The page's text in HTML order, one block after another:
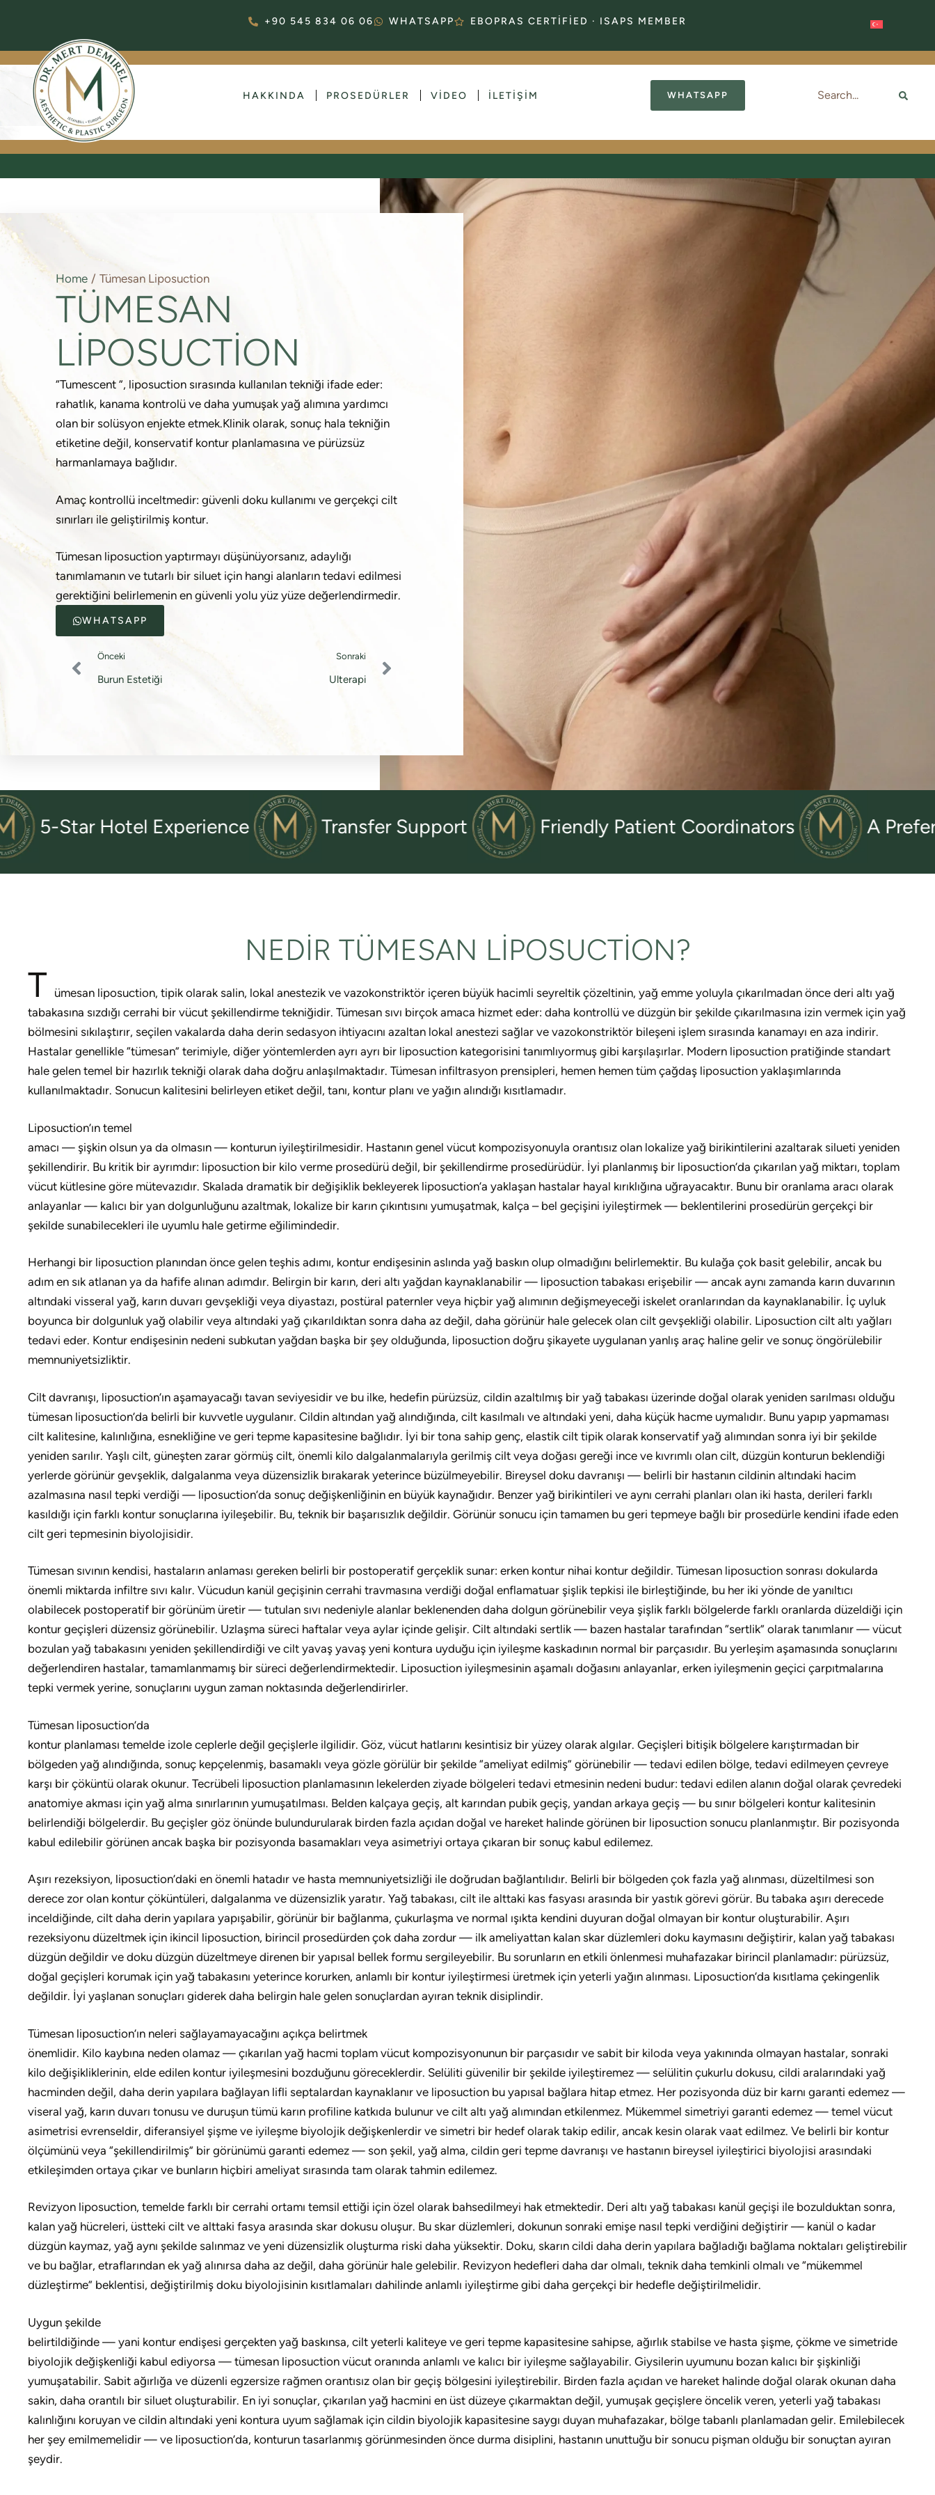
+90 545 834 06 06 WHATSAPP EBOPRAS CERTIFIED · ISAPS MEMBER
HAKKINDA PROSEDÜRLER VIDEO İLETIŞIM WHATSAPP
Home / Tümesan Liposuction
TÜMESAN
LIPOSUCTION
“Tumescent ”, liposuction sırasında kullanılan tekniği ifade eder:
rahatlık, kanama kontrolü ve daha yumuşak yağ alımına yardımcı
olan bir solüsyon enjekte etmek.Klinik olarak, sonuç hala tekniğin
etiketine değil, konservatif kontur planlamasına ve pürüzsüz
harmanlamaya bağlıdır.
Amaç kontrollü inceltmedir: güvenli doku kullanımı ve gerçekçi cilt
sınırları ile geliştirilmiş kontur.
Tümesan liposuction yaptırmayı düşünüyorsanız, adaylığı
tanımlamanın ve tutarlı bir siluet için hangi alanların tedavi edilmesi
gerektiğini belirlemenin en güvenli yolu yüz yüze değerlendirmedir.
WHATSAPP
Önceki
Burun Estetiği
Sonraki
Ulterapi
Hotel Experience Transfer Support Friendly Patient Coordinators A Preferred
NEDIR TÜMESAN LIPOSUCTION?
T ümesan liposuction, tipik olarak salin, lokal anestezik ve vazokonstriktör içeren büyük hacimli seyreltik çözeltinin, yağ emme yoluyla çıkarılmadan önce deri altı yağ
tabakasına sızdığı cerrahi bir vücut şekillendirme tekniğidir. Tümesan sıvı birçok amaca hizmet eder: daha kontrollü ve düzgün bir şekilde çıkarılmasına izin vermek için yağ
bölmesini sıkılaştırır, seçilen vakalarda daha derin sedasyon ihtiyacını azaltan lokal anestezi sağlar ve vazokonstriktör bileşeni işlem sırasında kanamayı en aza indirir.
Hastalar genellikle “tümesan” terimiyle, diğer yöntemlerden ayrı ayrı bir liposuction kategorisini tanımlıyormuş gibi karşılaşırlar. Modern liposuction pratiğinde standart
hale gelen temel bir hazırlık tekniği olarak daha doğru anlaşılmaktadır. Tümesan infiltrasyon prensipleri, hemen hemen tüm çağdaş liposuction yaklaşımlarında
kullanılmaktadır. Sonucun kalitesini belirleyen etiket değil, tanı, kontur planı ve yağın alındığı kısıtlamadır.
Liposuction’ın temel
amacı — şişkin olsun ya da olmasın — konturun iyileştirilmesidir. Hastanın genel vücut kompozisyonuyla orantısız olan lokalize yağ birikintilerini azaltarak silueti yeniden
şekillendirir. Bu kritik bir ayrımdır: liposuction bir kilo verme prosedürü değil, bir şekillendirme prosedürüdür. İyi planlanmış bir liposuction’da çıkarılan yağ miktarı, toplam
vücut kütlesine göre mütevazıdır. Skalada dramatik bir değişiklik bekleyerek liposuction’a yaklaşan hastalar hayal kırıklığına uğrayacaktır. Bunu bir oranlama aracı olarak
anlayanlar — kalıcı bir yan dolgunluğunu azaltmak, lokalize bir karın çıkıntısını yumuşatmak, kalça – bel geçişini iyileştirmek — beklentilerini prosedürün gerçekçi bir
şekilde sunabilecekleri ile uyumlu hale getirme eğilimindedir.
Herhangi bir liposuction planından önce gelen teşhis adımı, kontur endişesinin aslında yağ baskın olup olmadığını belirlemektir. Bu kulağa çok basit gelebilir, ancak bu
adım en sık atlanan ya da hafife alınan adımdır. Belirgin bir karın, deri altı yağdan kaynaklanabilir — liposuction tabakası erişebilir — ancak aynı zamanda karın duvarının
altındaki visseral yağ, karın duvarı gevşekliği veya diyastazı, postüral paternler veya hiçbir yağ alımının değişmeyeceği iskelet oranlarından da kaynaklanabilir. İç uyluk
boyunca bir dolgunluk yağ olabilir veya altındaki yağ çıkarıldıktan sonra daha az değil, daha görünür hale gelecek olan cilt gevşekliği olabilir. Liposuction cilt altı yağları
tedavi eder. Kontur endişesinin nedeni subkutan yağdan başka bir şey olduğunda, liposuction doğru şikayete uygulanan yanlış araç haline gelir ve sonuç öngörülebilir
memnuniyetsizliktir.
Cilt davranışı, liposuction’ın aşamayacağı tavan seviyesidir ve bu ilke, hedefin pürüzsüz, cildin azaltılmış bir yağ tabakası üzerinde doğal olarak yeniden sarılması olduğu
tümesan liposuction’da belirli bir kuvvetle uygulanır. Cildin altından yağ alındığında, cilt kasılmalı ve altındaki yeni, daha küçük hacme uymalıdır. Bunu yapıp yapmaması
cilt kalitesine, kalınlığına, esnekliğine ve geri tepme kapasitesine bağlıdır. İyi bir tona sahip genç, elastik cilt tipik olarak konservatif yağ alımından sonra iyi bir şekilde
yeniden sarılır. Yaşlı cilt, güneşten zarar görmüş cilt, önemli kilo dalgalanmalarıyla gerilmiş cilt veya doğası gereği ince ve kıvrımlı olan cilt, düzgün konturun beklendiği
yerlerde görünür gevşeklik, dalgalanma veya düzensizlik bırakarak yeterince büzülmeyebilir. Bireysel doku davranışı — belirli bir hastanın cildinin altındaki hacim
azalmasına nasıl tepki verdiği — liposuction’da sonuç değişkenliğinin en büyük kaynağıdır. Benzer yağ birikintileri ve aynı cerrahi planları olan iki hasta, derileri farklı
kasıldığı için farklı kontur sonuçlarına iyileşebilir. Bu, teknik bir başarısızlık değildir. Görünür sonucu için tamamen bu geri tepmeye bağlı bir prosedürle kendini ifade eden
cilt geri tepmesinin biyolojisidir.
Tümesan sıvının kendisi, hastaların anlaması gereken belirli bir postoperatif gerçeklik sunar: erken kontur nihai kontur değildir. Tümesan liposuction sonrası dokularda
önemli miktarda infiltre sıvı kalır. Vücudun kanül geçişinin cerrahi travmasına verdiği doğal enflamatuar şişlik tepkisi ile birleştiğinde, bu her iki yönde de yanıltıcı
olabilecek postoperatif bir görünüm üretir — tutulan sıvı nedeniyle alanlar beklenenden daha dolgun görünebilir veya şişlik farklı bölgelerde farklı oranlarda düzeldiği için
kontur geçişleri düzensiz görünebilir. Uzlaşma süreci haftalar veya aylar içinde gelişir. Cilt altındaki sertlik — bazen hastalar tarafından “sertlik” olarak tanımlanır — vücut
bozulan yağ tabakasını yeniden şekillendirdiği ve cilt yavaş yavaş yeni kontura uyduğu için iyileşme kaskadının normal bir parçasıdır. Bu yerleşim aşamasında sonuçlarını
değerlendiren hastalar, tamamlanmamış bir süreci değerlendirmektedir. Liposuction iyileşmesinin aşamalı doğasını anlayanlar, erken iyileşmenin geçici çarpıtmalarına
tepki vermek yerine, sonuçlarını uygun zaman noktasında değerlendirirler.
Tümesan liposuction’da
kontur planlaması temelde izole ceplerle değil geçişlerle ilgilidir. Göz, vücut hatlarını kesintisiz bir yüzey olarak algılar. Geçişleri bitişik bölgelere karıştırmadan bir
bölgeden yağ alındığında, sonuç kepçelenmiş, basamaklı veya gözle görülür bir şekilde “ameliyat edilmiş” görünebilir — tedavi edilen bölge, tedavi edilmeyen çevreye
karşı bir çöküntü olarak okunur. Tecrübeli liposuction planlamasının lekelerden ziyade bölgeleri tedavi etmesinin nedeni budur: tedavi edilen alanın doğal olarak çevredeki
anatomiye akması için yağ alma sınırlarının yumuşatılması. Belden kalçaya geçiş, alt karından pubik geçiş, yandan arkaya geçiş — bu sınır bölgeleri kontur kalitesinin
belirlendiği bölgelerdir. Bu geçişler göz önünde bulundurularak birden fazla açıdan doğal ve hareket halinde görünen bir liposuction sonucu planlanmıştır. Bir pozisyonda
kabul edilebilir görünen ancak başka bir pozisyonda basamakları veya asimetriyi ortaya çıkaran bir sonuç kabul edilemez.
Aşırı rezeksiyon, liposuction’daki en önemli hatadır ve hasta memnuniyetsizliği ile doğrudan bağlantılıdır. Belirli bir bölgeden çok fazla yağ alınması, düzeltilmesi son
derece zor olan kontur çöküntüleri, dalgalanma ve düzensizlik yaratır. Yağ tabakası, cilt ile alttaki kas fasyası arasında bir yastık görevi görür. Bu tabaka aşırı derecede
inceldiğinde, cilt daha derin yapılara yapışabilir, görünür bir bağlanma, çukurlaşma ve normal ışıkta kendini duyuran doğal olmayan bir kontur oluşturabilir. Aşırı
rezeksiyonu düzeltmek için ikincil liposuction, birincil prosedürden çok daha zordur — ilk ameliyattan kalan skar düzlemleri doku kaymasını değiştirir, kalan yağ tabakası
düzgün değildir ve doku düzgün düzeltmeye direnen bir yapısal bellek formu sergileyebilir. Bu sorunların en etkili önlenmesi muhafazakar birincil planlamadır: pürüzsüz,
doğal geçişleri korumak için yağ tabakasını yeterince korurken, anlamlı bir kontur iyileştirmesi üretmek için yeterli yağın alınması. Liposuction’da kısıtlama çekingenlik
değildir. İyi yaşlanan sonuçları giderek daha belirgin hale gelen sonuçlardan ayıran teknik disiplindir.
Tümesan liposuction’ın neleri sağlayamayacağını açıkça belirtmek
önemlidir. Kilo kaybına neden olamaz — çıkarılan yağ hacmi toplam vücut kompozisyonunun bir parçasıdır ve sabit bir kiloda veya yakınında olmayan hastalar, sonraki
kilo değişikliklerinin, elde edilen kontur iyileşmesini bozduğunu göreceklerdir. Selüliti güvenilir bir şekilde iyileştiremez — selülitin çukurlu dokusu, cildi aralarındaki yağ
hacminden değil, daha derin yapılara bağlayan lifli septalardan kaynaklanır ve liposuction bu yapısal bağlara hitap etmez. Her pozisyonda düz bir karnı garanti edemez —
viseral yağ, karın duvarı tonusu ve duruşun tümü karın profiline katkıda bulunur ve cilt altı yağ alımından etkilenmez. Mükemmel simetriyi garanti edemez — temel vücut
asimetrisi evrenseldir, diferansiyel şişme ve iyileşme biyolojik değişkenlerdir ve simetri bir hedef olarak takip edilir, ancak kesin olarak vaat edilmez. Ve belirli bir kontur
ölçümünü veya “şekillendirilmiş” bir görünümü garanti edemez — son şekil, yağ alma, cildin geri tepme davranışı ve hastanın bireysel iyileştirici biyolojisi arasındaki
etkileşimden ortaya çıkar ve bunların hiçbiri ameliyat sırasında tam olarak tahmin edilemez.
Revizyon liposuction, temelde farklı bir cerrahi ortamı temsil ettiği için özel olarak bahsedilmeyi hak etmektedir. Deri altı yağ tabakası kanül geçişi ile bozulduktan sonra,
kalan yağ hücreleri, üstteki cilt ve alttaki fasya arasında skar dokusu oluşur. Bu skar düzlemleri, dokunun sonraki emişe nasıl tepki verdiğini değiştirir — kanül o kadar
düzgün kaymaz, yağ aynı şekilde salınmaz ve yeni düzensizlik oluşturma riski daha yüksektir. Doku, skarın cildi daha derin yapılara bağladığı bağlama noktaları geliştirebilir
ve bu bağlar, etraflarından ek yağ alınırsa daha az değil, daha görünür hale gelebilir. Revizyon hedefleri daha dar olmalı, teknik daha temkinli olmalı ve “mükemmel
düzleştirme” beklentisi, değiştirilmiş doku biyolojisinin kısıtlamaları dahilinde anlamlı iyileştirme gibi daha gerçekçi bir hedefle değiştirilmelidir.
Uygun şekilde
belirtildiğinde — yani kontur endişesi gerçekten yağ baskınsa, cilt yeterli kaliteye ve geri tepme kapasitesine sahipse, ağırlık stabilse ve hasta şişme, çökme ve simetride
biyolojik değişkenliği kabul ediyorsa — tümesan liposuction vücut oranında anlamlı ve kalıcı bir iyileşme sağlayabilir. Giysilerin uyumunu bozan kalıcı bir şişkinliği
yumuşatabilir. Sabit ağırlığa ve düzenli egzersize rağmen orantısız olan bir geçiş bölgesini iyileştirebilir. Birden fazla açıdan ve hareket halinde doğal olarak okunan daha
sakin, daha orantılı bir siluet oluşturabilir. En iyi sonuçlar, çıkarılan yağ hacmini en üst düzeye çıkarmaktan değil, yumuşak geçişlere öncelik veren, yeterli yağ tabakası
kalınlığını koruyan ve cildin altındaki yeni kontura uyum sağlamak için cildin biyolojik kapasitesine saygı duyan muhafazakar, bölge tabanlı planlamadan gelir. Emilebilecek
her şey emilmemelidir — ve liposuction’da, konturun tasarlanmış görünmesinden önce durma disiplini, hastanın unuttuğu bir sonucu pişman olduğu bir sonuçtan ayıran
şeydir.